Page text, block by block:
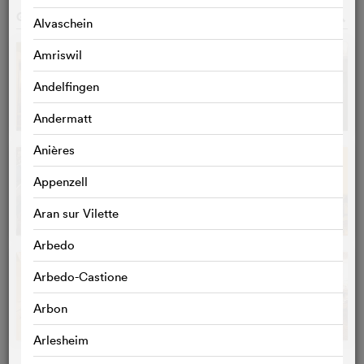
Alvaschein
Amriswil
Andelfingen
Andermatt
Anières
Appenzell
Aran sur Vilette
Arbedo
Arbedo-Castione
Arbon
Arlesheim
GALERIE